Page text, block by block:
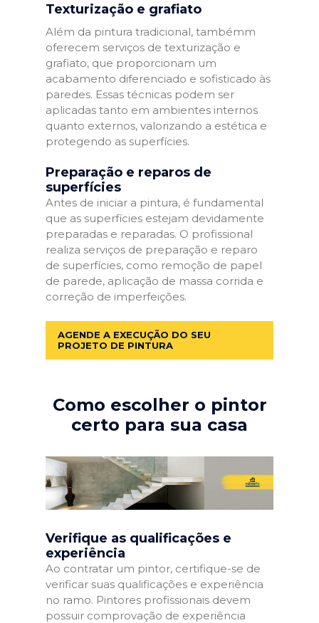
Texturização e grafiato
Além da pintura tradicional, tambémm
oferecem serviços de texturização e
grafiato, que proporcionam um
acabamento diferenciado e sofisticado às
paredes. Essas técnicas podem ser
aplicadas tanto em ambientes internos
quanto externos, valorizando a estética e
protegendo as superfícies.
Preparação e reparos de
superfícies
Antes de iniciar a pintura, é fundamental
que as superfícies estejam devidamente
preparadas e reparadas. O profissional
realiza serviços de preparação e reparo
de superfícies, como remoção de papel
de parede, aplicação de massa corrida e
correção de imperfeições.
AGENDE A EXECUÇÃO DO SEU
PROJETO DE PINTURA
Como escolher o pintor
certo para sua casa
Verifique as qualificações e
experiência
Ao contratar um pintor, certifique-se de
verificar suas qualificações e experiência
no ramo. Pintores profissionais devem
possuir comprovação de experiência